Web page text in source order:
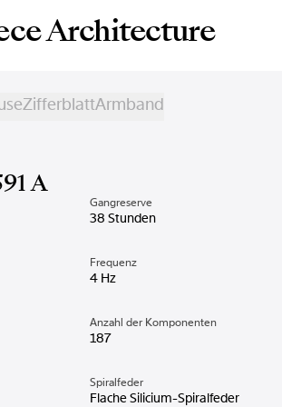
Architecture
ZifferblattArmband
A
Gangreserve
38 Stunden
Frequenz
4 Hz
Anzahl der Komponenten
187
Spiralfeder
Flache Silicium-Spiralfeder